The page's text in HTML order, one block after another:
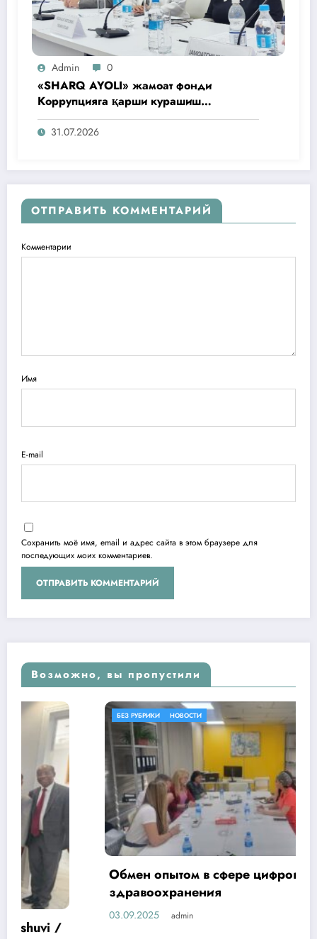
Admin 0
«SHARQ AYOLI» жамоат фонди
Коррупцияга қарши курашиш
агентлигидаги жамоат эшитувида
ташаббусларини тақдим этди
31.07.2026
ОТПРАВИТЬ КОММЕНТАРИЙ
Комментарии
Имя
E-mail
Сохранить моё имя, email и адрес сайта в этом браузере для
последующих моих комментариев.
Возможно, вы пропустили
БЕЗ РУБРИКИ НОВОСТИ
Обмен опытом в сфере цифровизации
здравоохранения
admin